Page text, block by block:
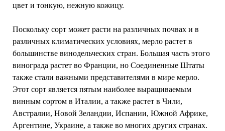
цвет и тонкую, нежную кожицу.
Поскольку сорт может расти на различных почвах и в
различных климатических условиях, мерло растет в
большинстве винодельческих стран. Большая часть этого
винограда растет во Франции, но Соединенные Штаты
также стали важными представителями в мире мерло.
Этот сорт является пятым наиболее выращиваемым
винным сортом в Италии, а также растет в Чили,
Австралии, Новой Зеландии, Испании, Южной Африке,
Аргентине, Украине, а также во многих других странах.